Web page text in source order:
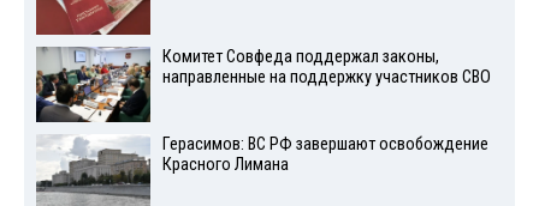
Комитет Совфеда поддержал законы,
направленные на поддержку участников СВО
Герасимов: ВС РФ завершают освобождение
Красного Лимана